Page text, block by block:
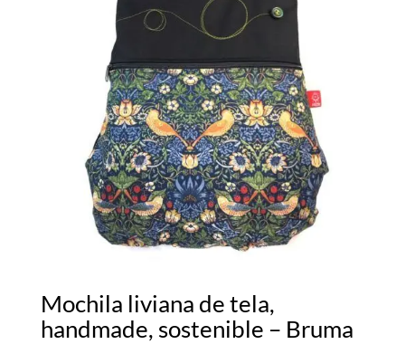
Mochila liviana de tela,
handmade, sostenible – Bruma